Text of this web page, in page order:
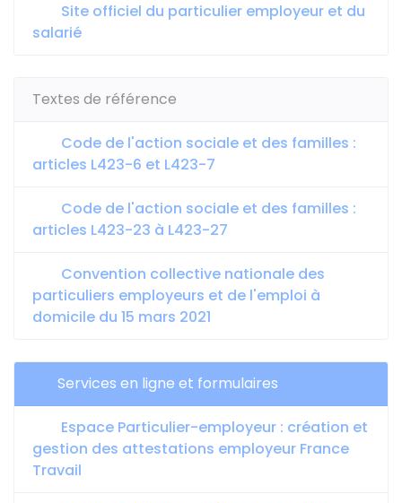
Site officiel du particulier employeur et du
salarié
Textes de référence
Code de l'action sociale et des familles :
articles L423-6 et L423-7
Code de l'action sociale et des familles :
articles L423-23 à L423-27
Convention collective nationale des
particuliers employeurs et de l'emploi à
domicile du 15 mars 2021
Services en ligne et formulaires
Espace Particulier-employeur : création et
gestion des attestations employeur France
Travail